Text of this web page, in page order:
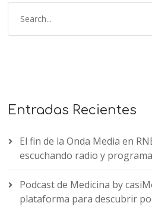
Entradas Recientes
El fin de la Onda Media en
escuchando radio y
Podcast de Medicina by
plataforma para descubrir